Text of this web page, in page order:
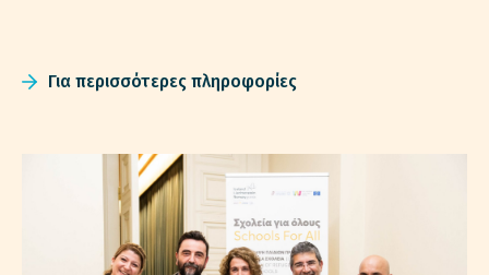
Για περισσότερες πληροφορίες